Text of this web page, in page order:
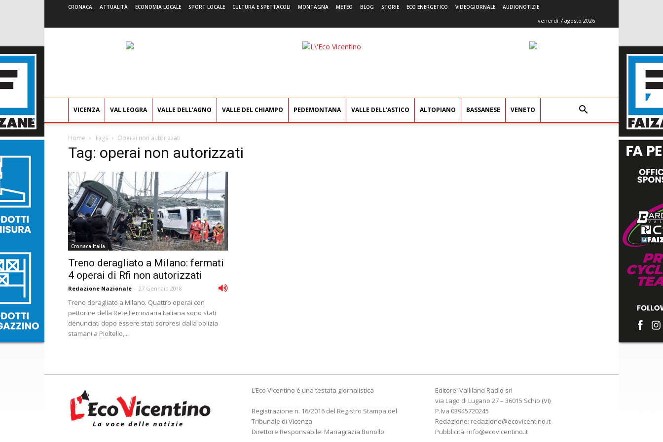
CRONACA ATTUALITÀ ECONOMIA LOCALE SPORT LOCALE CULTURA E SPETTACOLI MONTAGNA METEO BLOG STORIE ECO ENERGETICO VIDEOGIORNALE AUDIONOTIZIE
venerdì 7 agosto 2026
L'Eco
VICENZA VAL LEOGRA VALLE DELL’AGNO VALLE DEL CHIAMPO PEDEMONTANA VALLE DELL’ASTICO ALTOPIANO BASSANESE VENETO
Home Tags Operai non autorizzati
Tag: operai non autorizzati
Cronaca Italia
Treno deragliato a Milano: fermati
4 operai di Rfi non autorizzati
Redazione Nazionale - 27 Gennaio 2018
Treno deragliato a Milano. Quattro operai con
pettorine della Rete Ferroviaria Italiana sono stati
denunciati dopo essere stati sorpresi dalla polizia
stamani a Pioltello,...
L’Eco Vicentino è una testata giornalistica
Registrazione n. 16/2016 del Registro Stampa del
Tribunale di Vicenza
Direttore Responsabile: Mariagrazia Bonollo
Editore: Valliland Radio srl
via Lago di Lugano 27 – 36015 Schio (VI)
P.Iva 03945720245
Redazione: redazione@ecovicentino.it
Pubblicità: info@ecovicentino.it